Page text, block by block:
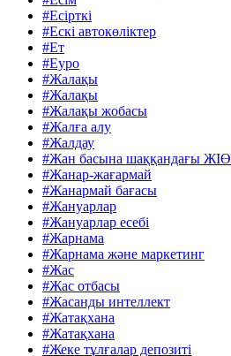
#Есірткі
#Ескі автокөліктер
#Ет
#Еуро
#Жалақы
#Жалақы
#Жалақы жобасы
#Жалға алу
#Жалдау
#Жан басына шаққандағы ЖІӨ
#Жанар-жағармай
#Жанармай бағасы
#Жануарлар
#Жануарлар есебі
#Жарнама
#Жарнама және маркетинг
#Жас
#Жас отбасы
#Жасанды интеллект
#Жатақхана
#Жатақхана
#Жеке тұлғалар депозиті